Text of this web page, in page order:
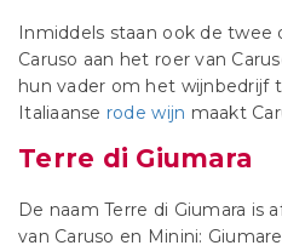
Inmiddels staan ook de twee
Caruso aan het roer van
hun vader om het wijnbedrijf
Italiaanse rode wijn maakt
Terre di Giumara
De naam Terre di Giumara is
van Caruso en Minini: